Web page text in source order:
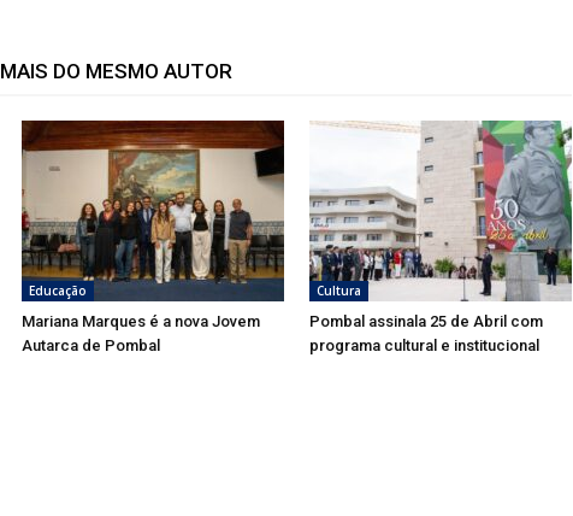
MAIS DO MESMO AUTOR
Educação
Mariana Marques é a nova Jovem
Autarca de Pombal
Cultura
Pombal assinala 25 de Abril com
programa cultural e institucional